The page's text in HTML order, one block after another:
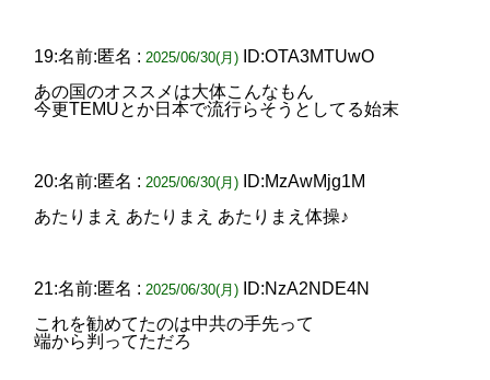
19:名前:匿名 : 2025/06/30(月)
ID:OTA3MTUwO
あの国のオススメは大体こんなもん
今更TEMUとか日本で流行らそうとしてる始末
20:名前:匿名 : 2025/06/30(月)
ID:MzAwMjg1M
あたりまえ あたりまえ あたりまえ体操♪
21:名前:匿名 : 2025/06/30(月)
ID:NzA2NDE4N
これを勧めてたのは中共の手先って
端から判ってただろ